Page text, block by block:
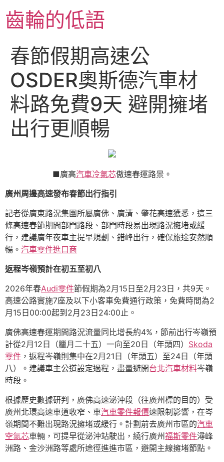
至
主齒輪的低語
春節假期高速公
OSDER奧斯德汽車材
料路免費9天 避開擁堵
出行更順暢
■廣高汽車冷氣芯傲速春運路景。
廣州周邊高速發布春節出行指引
記者從廣東路況集團所屬廣佛、廣清、肇花高速獲悉，這三
條高速春節期間部門路段、部門時段易出現路況擁堵或緩
行，建議廣年夜車主提早規劃、錯峰出行，確保旅途安然順
暢。 汽車零件進口商
返程岑嶺預計在初五至初八
2026年春Audi零件節假期為2月15日至2月23日，共9天。
高速公路實施7座及以下小客車免費通行政策，免費時間為2
月15日00:00起到2月23日24:00止。
廣佛高速春運期間路況流量同比增長約4%，節前出行岑嶺預
計從2月12日（臘月二十五）一向至20日（年頭四） Skoda
零件 ，返程岑嶺則集中在2月21日（年頭五）至24日（年頭
八）。建議車主公道設定過程，盡量避開台北汽車材料岑嶺
時段。
根據歷史數據研判，廣佛高速泌沖段（往廣州標的目的）受
廣州北環高速車道收窄、車汽車零件報價速限制影響，在岑
嶺期間不難出現路況擁堵或緩行。計劃前去廣州市區的汽車
空氣芯車輛，可提早從泌沖站駛出，繞行廣州福斯零件潯峰
洲路、金沙洲路等處所途徑進進市區，避開主線擁堵節點。